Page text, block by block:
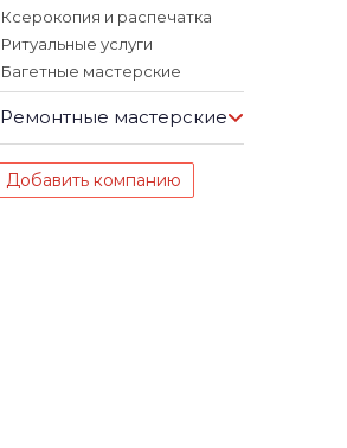
Ксерокопия и распечатка
Ритуальные услуги
Багетные мастерские
Ремонтные мастерские
Добавить компанию